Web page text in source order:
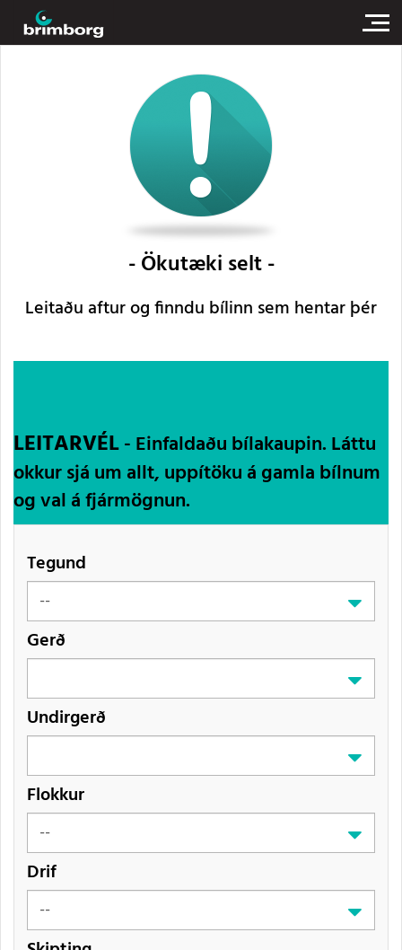
Ökutæki selt
Leitaðu aftur og finndu bílinn sem hentar þér
LEITARVÉL- Einfaldaðu bílakaupin. Láttu
okkur sjá um allt, uppítöku á gamla bílnum
og val á fjármögnun.
Tegund
Gerð
Undirgerð
Flokkur
Drif